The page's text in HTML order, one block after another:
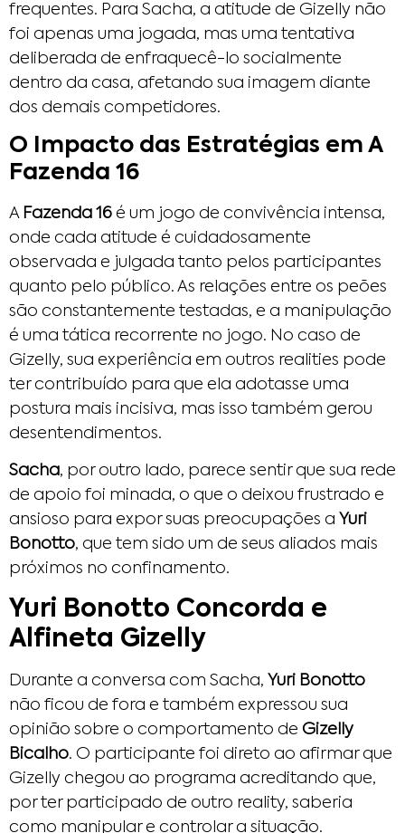
frequentes. Para Sacha, a atitude de Gizelly não
foi apenas uma jogada, mas uma tentativa
deliberada de enfraquecê-lo socialmente
dentro da casa, afetando sua imagem diante
dos demais competidores.
O Impacto das Estratégias em A
Fazenda 16
A Fazenda 16 é um jogo de convivência intensa,
onde cada atitude é cuidadosamente
observada e julgada tanto pelos participantes
quanto pelo público. As relações entre os peões
são constantemente testadas, e a manipulação
é uma tática recorrente no jogo. No caso de
Gizelly, sua experiência em outros realities pode
ter contribuído para que ela adotasse uma
postura mais incisiva, mas isso também gerou
desentendimentos.
Sacha, por outro lado, parece sentir que sua rede
de apoio foi minada, o que o deixou frustrado e
ansioso para expor suas preocupações a Yuri
Bonotto, que tem sido um de seus aliados mais
próximos no confinamento.
Yuri Bonotto Concorda e
Alfineta Gizelly
Durante a conversa com Sacha, Yuri Bonotto
não ficou de fora e também expressou sua
opinião sobre o comportamento de Gizelly
Bicalho. O participante foi direto ao afirmar que
Gizelly chegou ao programa acreditando que,
por ter participado de outro reality, saberia
como manipular e controlar a situação.